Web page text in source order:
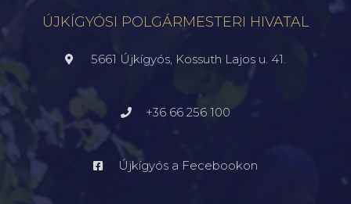
ÚJKÍGYÓSI POLGÁRMESTERI HIVATAL
5661 Újkígyós, Kossuth Lajos u. 41.
+36 66 256 100
Újkígyós a Fecebookon